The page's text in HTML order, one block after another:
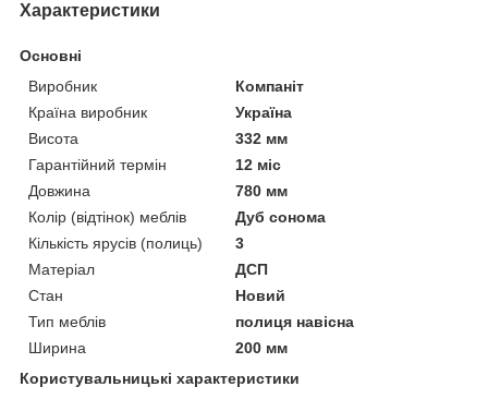
Характеристики
Основні
Виробник
Компаніт
Країна виробник
Україна
Висота
332 мм
Гарантійний термін
12 міс
Довжина
780 мм
Колір (відтінок) меблів
Дуб сонома
Кількість ярусів (полиць)
3
Матеріал
ДСП
Стан
Новий
Тип меблів
полиця навісна
Ширина
200 мм
Користувальницькі характеристики